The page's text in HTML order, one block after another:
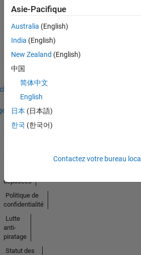
Thankful Level 3
21 Apr 2023
Asie-Pacifique
Australia (English)
India (English)
New Zealand (English)
中国
简体中文
English
日本 (日本語)
한국 (한국어)
Contactez votre bureau local
déposées
Politique de
confidentialité
Lutte
anti-
piratage
Statut des